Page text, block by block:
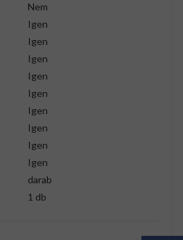
Nem
Igen
Igen
Igen
Igen
Igen
Igen
Igen
Igen
Igen
darab
1 db